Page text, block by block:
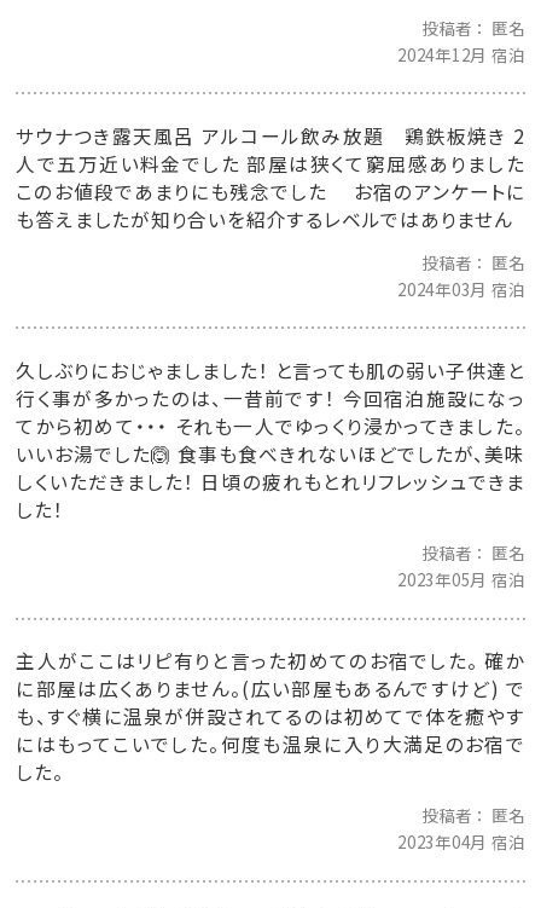
投稿者
匿名
2024年12月 宿泊
サウナつき露天風呂 アルコール飲み放題 鶏鉄板焼き 2
人で五万近い料金でした 部屋は狭くて窮屈感ありました
このお値段であまりにも残念でした お宿のアンケートに
も答えましたが知り合いを紹介するレベルではありません
投稿者
匿名
2024年03月 宿泊
久しぶりにおじゃましました！ と言っても肌の弱い子供達と
行く事が多かったのは、一昔前です！ 今回宿泊施設になっ
てから初めて・・・ それも一人でゆっくり浸かってきました。
いいお湯でした🙆 食事も食べきれないほどでしたが、美味
しくいただきました！ 日頃の疲れもとれリフレッシュできま
した！
投稿者
匿名
2023年05月 宿泊
主人がここはリピ有りと言った初めてのお宿でした。 確か
に部屋は広くありません。(広い部屋もあるんですけど) で
も、すぐ横に温泉が併設されてるのは初めてで体を癒やす
にはもってこいでした。何度も温泉に入り大満足のお宿で
した。
投稿者
匿名
2023年04月 宿泊